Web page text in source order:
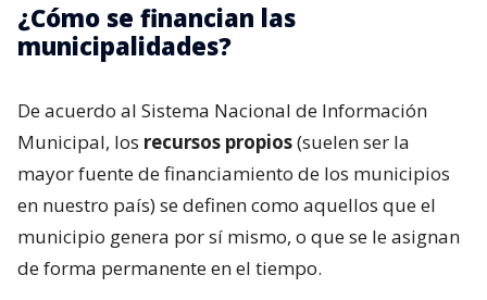
¿Cómo se financian las
municipalidades?
De acuerdo al Sistema Nacional de Información
Municipal, los recursos propios(suelen ser la
mayor fuente de financiamiento de los municipios
en nuestro país) se definen como aquellos que el
municipio genera por sí mismo, o que se le asignan
de forma permanente en el tiempo.